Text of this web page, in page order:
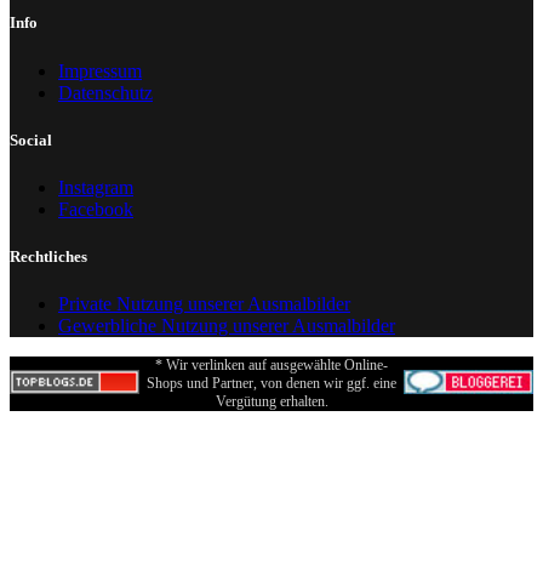
Info
Impressum
Datenschutz
Social
Instagram
Facebook
Rechtliches
Private Nutzung unserer Ausmalbilder
Gewerbliche Nutzung unserer Ausmalbilder
* Wir verlinken auf ausgewählte Online-
Shops und Partner, von denen wir ggf. eine
Vergütung erhalten.